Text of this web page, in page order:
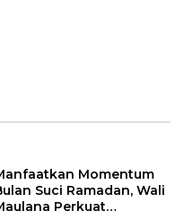
Momentum
Suci Ramadan, Wali
Perkuat